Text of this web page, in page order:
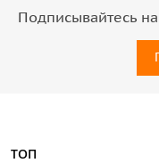
Подписывайтесь
ТОП